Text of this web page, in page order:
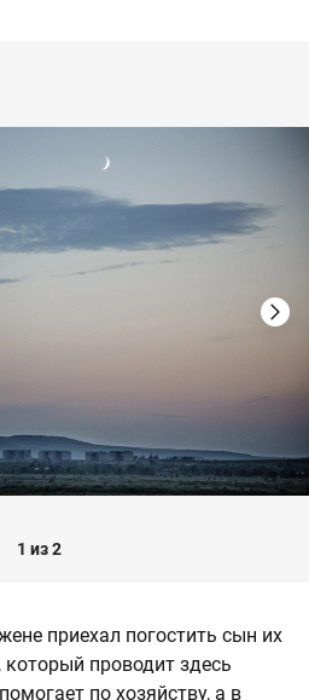
1 из 2
приехал погостить сын их
который проводит здесь
по хозяйству, а в